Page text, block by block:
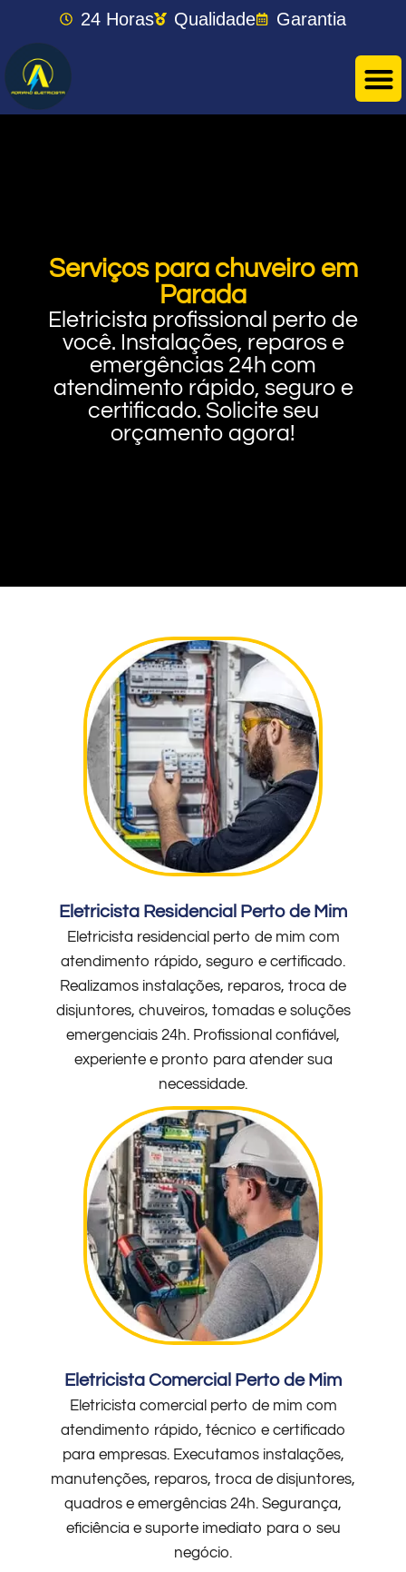
24 Horas Qualidade Garantia
Serviços para chuveiro em
Parada
Eletricista profissional perto de
você. Instalações, reparos e
emergências 24h com
atendimento rápido, seguro e
certificado. Solicite seu
orçamento agora!
Eletricista Residencial Perto de Mim
Eletricista residencial perto de mim com
atendimento rápido, seguro e certificado.
Realizamos instalações, reparos, troca de
disjuntores, chuveiros, tomadas e soluções
emergenciais 24h. Profissional confiável,
experiente e pronto para atender sua
necessidade.
Eletricista Comercial Perto de Mim
Eletricista comercial perto de mim com
atendimento rápido, técnico e certificado
para empresas. Executamos instalações,
manutenções, reparos, troca de disjuntores,
quadros e emergências 24h. Segurança,
eficiência e suporte imediato para o seu
negócio.